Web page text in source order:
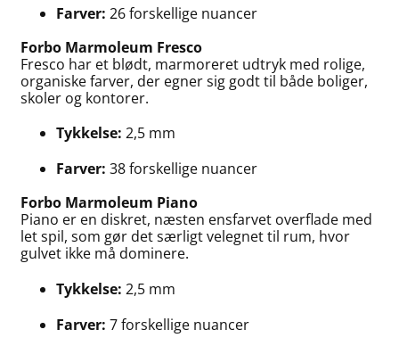
Farver: 26 forskellige nuancer
Forbo Marmoleum Fresco
Fresco har et blødt, marmoreret udtryk med rolige,
organiske farver, der egner sig godt til både boliger,
skoler og kontorer.
Tykkelse: 2,5 mm
Farver: 38 forskellige nuancer
Forbo Marmoleum Piano
Piano er en diskret, næsten ensfarvet overflade med
let spil, som gør det særligt velegnet til rum, hvor
gulvet ikke må dominere.
Tykkelse: 2,5 mm
Farver: 7 forskellige nuancer